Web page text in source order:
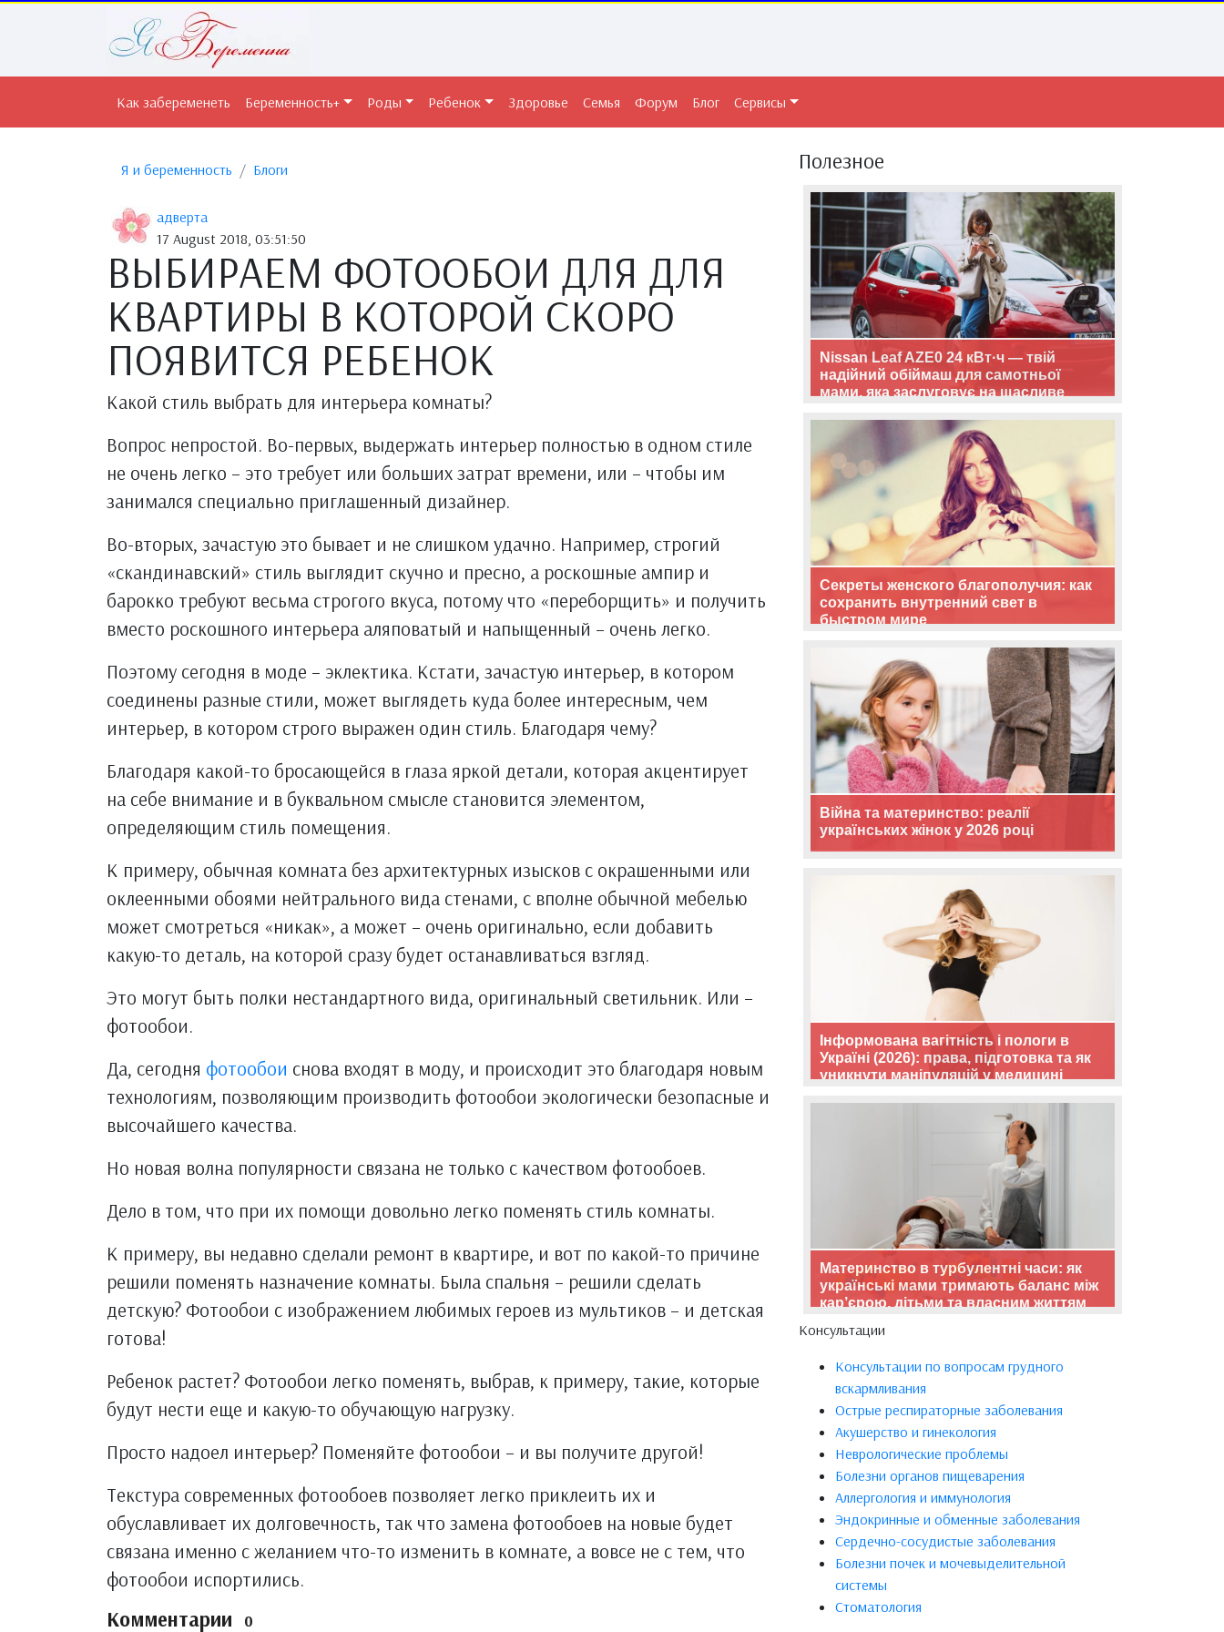
Как забеременеть Беременность+ Роды Ребенок Здоровье Семья Форум Блог Сервисы
Я и беременность Блоги
адверта
17 August 2018, 03:51:50
ВЫБИРАЕМ ФОТООБОИ ДЛЯ ДЛЯ
КВАРТИРЫ В КОТОРОЙ СКОРО
ПОЯВИТСЯ РЕБЕНОК
Какой стиль выбрать для интерьера комнаты?
Вопрос непростой. Во-первых, выдержать интерьер полностью в одном стиле
не очень легко – это требует или больших затрат времени, или – чтобы им
занимался специально приглашенный дизайнер.
Во-вторых, зачастую это бывает и не слишком удачно. Например, строгий
«скандинавский» стиль выглядит скучно и пресно, а роскошные ампир и
барокко требуют весьма строгого вкуса, потому что «переборщить» и получить
вместо роскошного интерьера аляповатый и напыщенный – очень легко.
Поэтому сегодня в моде – эклектика. Кстати, зачастую интерьер, в котором
соединены разные стили, может выглядеть куда более интересным, чем
интерьер, в котором строго выражен один стиль. Благодаря чему?
Благодаря какой-то бросающейся в глаза яркой детали, которая акцентирует
на себе внимание и в буквальном смысле становится элементом,
определяющим стиль помещения.
К примеру, обычная комната без архитектурных изысков с окрашенными или
оклеенными обоями нейтрального вида стенами, с вполне обычной мебелью
может смотреться «никак», а может – очень оригинально, если добавить
какую-то деталь, на которой сразу будет останавливаться взгляд.
Это могут быть полки нестандартного вида, оригинальный светильник. Или –
фотообои.
Да, сегодня фотообои снова входят в моду, и происходит это благодаря новым
технологиям, позволяющим производить фотообои экологически безопасные и
высочайшего качества.
Но новая волна популярности связана не только с качеством фотообоев.
Дело в том, что при их помощи довольно легко поменять стиль комнаты.
К примеру, вы недавно сделали ремонт в квартире, и вот по какой-то причине
решили поменять назначение комнаты. Была спальня – решили сделать
детскую? Фотообои с изображением любимых героев из мультиков – и детская
готова!
Ребенок растет? Фотообои легко поменять, выбрав, к примеру, такие, которые
будут нести еще и какую-то обучающую нагрузку.
Просто надоел интерьер? Поменяйте фотообои – и вы получите другой!
Текстура современных фотообоев позволяет легко приклеить их и
обуславливает их долговечность, так что замена фотообоев на новые будет
связана именно с желанием что-то изменить в комнате, а вовсе не с тем, что
фотообои испортились.
Комментарии 0
Полезное
Nissan Leaf AZE0 24 кВт·ч — твій
надійний обіймаш для самотньої
мами, яка заслуговує на щасливе
Секреты женского благополучия: как
сохранить внутренний свет в
быстром мире
Війна та материнство: реалії
українських жінок у 2026 році
Інформована вагітність і пологи в
Україні (2026): права, підготовка та як
уникнути маніпуляцій у медицині
Материнство в турбулентні часи: як
українські мами тримають баланс між
кар’єрою, дітьми та власним життям
Консультации
Консультации по вопросам грудного
вскармливания
Острые респираторные заболевания
Акушерство и гинекология
Неврологические проблемы
Болезни органов пищеварения
Аллергология и иммунология
Эндокринные и обменные заболевания
Сердечно-сосудистые заболевания
Болезни почек и мочевыделительной
системы
Стоматология